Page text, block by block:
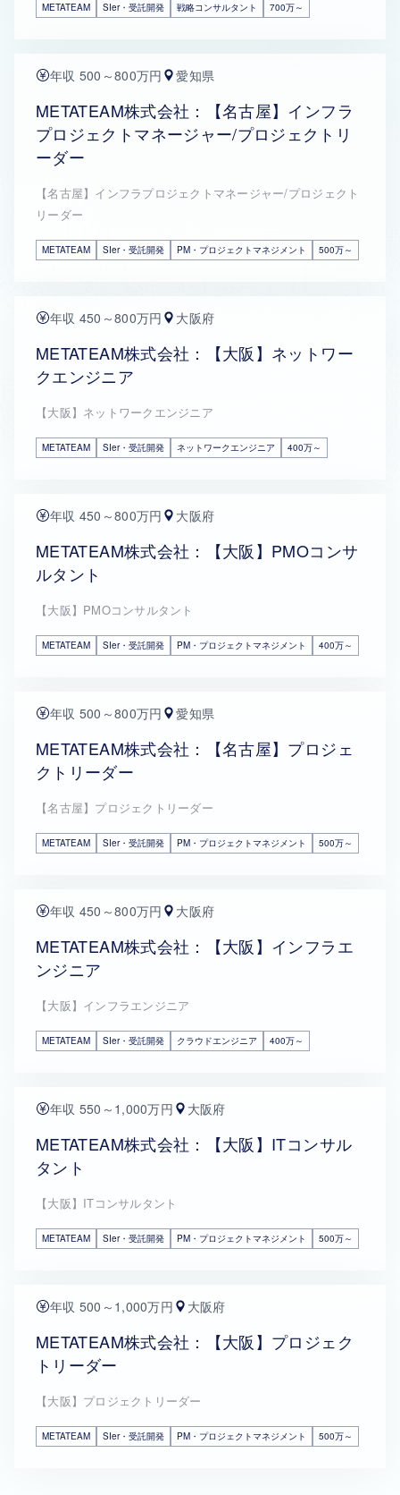
METATEAM SIer・受託開発 戦略コンサルタント 700万～
年収 500～800万円 愛知県
METATEAM株式会社：【名古屋】インフラ
プロジェクトマネージャー/プロジェクトリ
ーダー
【名古屋】インフラプロジェクトマネージャー/プロジェクト
リーダー
METATEAM SIer・受託開発 PM・プロジェクトマネジメント 500万～
年収 450～800万円 大阪府
METATEAM株式会社：【大阪】ネットワー
クエンジニア
【大阪】ネットワークエンジニア
METATEAM SIer・受託開発 ネットワークエンジニア 400万～
年収 450～800万円 大阪府
METATEAM株式会社：【大阪】PMOコンサ
ルタント
【大阪】PMOコンサルタント
METATEAM SIer・受託開発 PM・プロジェクトマネジメント 400万～
年収 500～800万円 愛知県
METATEAM株式会社：【名古屋】プロジェ
クトリーダー
【名古屋】プロジェクトリーダー
METATEAM SIer・受託開発 PM・プロジェクトマネジメント 500万～
年収 450～800万円 大阪府
METATEAM株式会社：【大阪】インフラエ
ンジニア
【大阪】インフラエンジニア
METATEAM SIer・受託開発 クラウドエンジニア 400万～
年収 550～1,000万円 大阪府
METATEAM株式会社：【大阪】ITコンサル
タント
【大阪】ITコンサルタント
METATEAM SIer・受託開発 PM・プロジェクトマネジメント 500万～
年収 500～1,000万円 大阪府
METATEAM株式会社：【大阪】プロジェク
トリーダー
【大阪】プロジェクトリーダー
METATEAM SIer・受託開発 PM・プロジェクトマネジメント 500万～